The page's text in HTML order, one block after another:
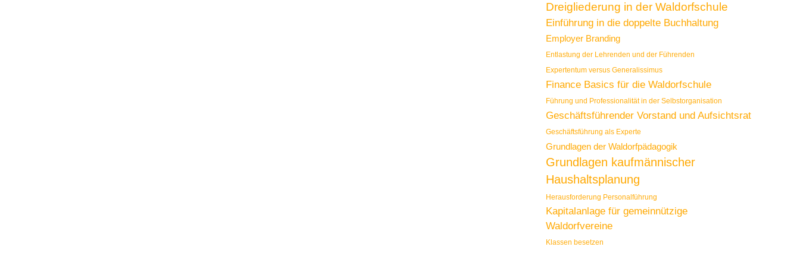
Dreigliederung in der Waldorfschule
Einführung in die doppelte Buchhaltung
Employer Branding
Entlastung der Lehrenden und der Führenden
Expertentum versus Generalissimus
Finance Basics für die Waldorfschule
Führung und Professionalität in der Selbstorganisation
Geschäftsführender Vorstand und Aufsichtsrat
Geschäftsführung als Experte
Grundlagen der Waldorfpädagogik
Grundlagen kaufmännischer
Haushaltsplanung
Herausforderung Personalführung
Kapitalanlage für gemeinnützige
Waldorfvereine
Klassen besetzen